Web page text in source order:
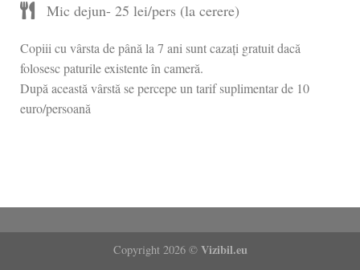
Mic dejun- 25 lei/pers (la cerere)
Copiii cu vârsta de până la 7 ani sunt cazați gratuit dacă
folosesc paturile existente în cameră.
După această vârstă se percepe un tarif suplimentar de 10
euro/persoană
Copyright 2026 © Vizibil.eu